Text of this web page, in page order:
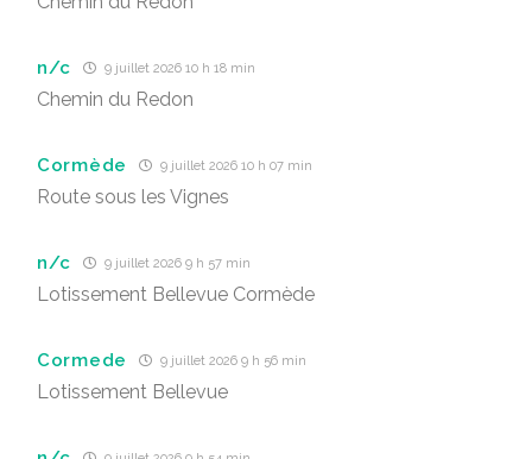
n/c 9 juillet 2026 10 h 18 min
Chemin du Redon
Cormède 9 juillet 2026 10 h 07 min
Route sous les Vignes
n/c 9 juillet 2026 9 h 57 min
Lotissement Bellevue Cormède
Cormede 9 juillet 2026 9 h 56 min
Lotissement Bellevue